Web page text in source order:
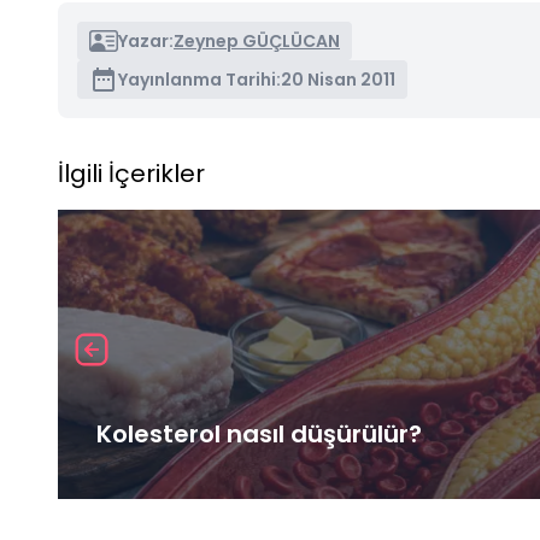
Yazar:Zeynep GÜÇLÜCAN
Yayınlanma Tarihi:20 Nisan 2011
İlgili İçerikler
Kolesterol nasıl düşürülür?